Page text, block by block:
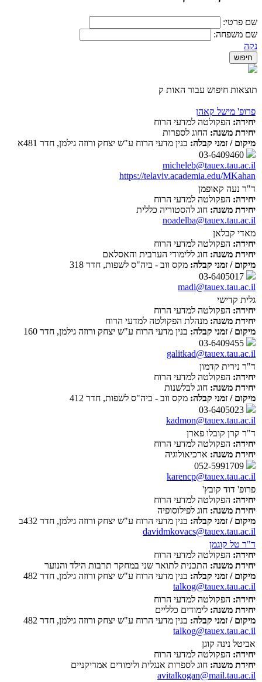
שם פרטי:
שם משפחה:
נקה
תוצאות חיפוש עבור האות ק
פרופ' מישל קאהן
יחידה: הפקולטה למדעי הרוח
יחידת משנה: החוג לספרות
מיקום / זמני קבלה: בנין מדעי הרוח ע"ש יצחק ורוזה גילמן, חדר 481א
micheleb@tauex.tau.ac.il
https://telaviv.academia.edu/MKahan
ד"ר נעה קאופמן
יחידה: הפקולטה למדעי הרוח
יחידת משנה: חוג להסטוריה כללית
noadelba@tauex.tau.ac.il
מאדי קבלאן
יחידה: הפקולטה למדעי הרוח
יחידת משנה: חוג ללימודי הערבית והאסלאם
מיקום / זמני קבלה: מקס ווב - ביה"ס לשפות, חדר 318
madi@tauex.tau.ac.il
גלית קדישי
יחידה: הפקולטה למדעי הרוח
יחידת משנה: מנהלת הפקולטה למדעי הרוח
מיקום / זמני קבלה: בנין מדעי הרוח ע"ש יצחק ורוזה גילמן, חדר 160
galitkad@tauex.tau.ac.il
ד"ר נירית קדמון
יחידה: הפקולטה למדעי הרוח
יחידת משנה: חוג לבלשנות
מיקום / זמני קבלה: מקס ווב - ביה"ס לשפות, חדר 412
kadmon@tauex.tau.ac.il
ד"ר קרן קובלו פארן
יחידה: הפקולטה למדעי הרוח
יחידת משנה: ארכיאולוגיה
karencp@tauex.tau.ac.il
פרופ' דוד קובץ'
יחידה: הפקולטה למדעי הרוח
יחידת משנה: חוג לפילוסופיה
מיקום / זמני קבלה: בנין מדעי הרוח ע"ש יצחק ורוזה גילמן, חדר 432ב
davidmkovacs@tauex.tau.ac.il
ד"ר טל קוגמן
יחידה: הפקולטה למדעי הרוח
יחידת משנה: התכנית לתואר שני במחקר תרבות הילד והנוער
מיקום / זמני קבלה: בנין מדעי הרוח ע"ש יצחק ורוזה גילמן, חדר 482
talkog@tauex.tau.ac.il
יחידה: הפקולטה למדעי הרוח
יחידת משנה: לימודים כלליים
מיקום / זמני קבלה: בנין מדעי הרוח ע"ש יצחק ורוזה גילמן, חדר 482
talkog@tauex.tau.ac.il
אביטל נינה קוגן
יחידה: הפקולטה למדעי הרוח
יחידת משנה: חוג לספרות אנגלית ולימודים אמריקניים
avitalkogan@mail.tau.ac.il